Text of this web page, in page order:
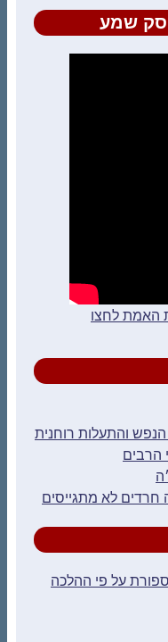
שמע
האמת לחצו
הנפש והתעלות רוחנית
הרבים
חרדים לא מתגייסים
על פי ההלכה